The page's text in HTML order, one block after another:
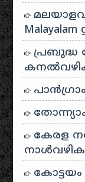
Malayalam
പ്രബുദ്ധ
പാന്‍ഗ്രാം
കേരള
കോട്ടയം